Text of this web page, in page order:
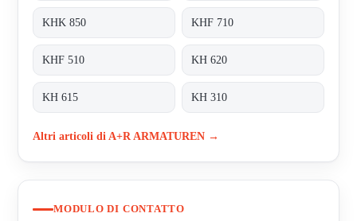
KHK 850 KHF 710
KHF 510 KH 620
KH 615 KH 310
Altri articoli di A+R ARMATUREN →
MODULO DI CONTATTO